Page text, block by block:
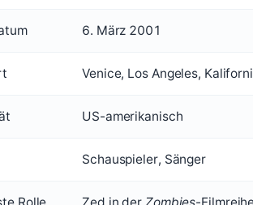
6. März 2001
Venice, Los Angeles,
US-amerikanisch
Schauspieler, Sänger
Rolle Zed in der Zombies-